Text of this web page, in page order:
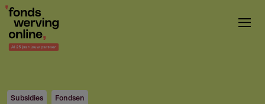
Overslaan
naar
de
gaan
Subsidies Fondsen